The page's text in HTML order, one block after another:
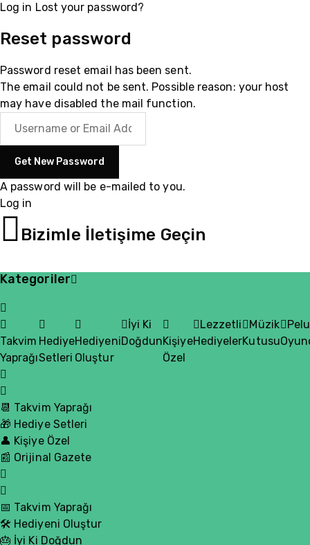
Log in Lost your password?
Reset password
Password reset email has been sent.
The email could not be sent. Possible reason: your host
may have disabled the mail function.
A password will be e-mailed to you.
Log in
Bizimle İletişime Geçin
Kategoriler
Takvim
Yaprağı
Hediye
Setleri
Hediyeni
Oluştur
İyi Ki
DoğdunKişiye
Özel
Lezzetli
Hediyeler
Müzik
Kutusu
📆 Takvim Yaprağı
🎁 Hediye Setleri
👤 Kişiye Özel
📰 Orijinal Gazete
📅 Takvim Yaprağı
🛠️ Hediyeni Oluştur
🎂 İyi Ki Doğdun